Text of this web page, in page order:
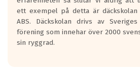
ett exempel på detta är däckskolan
ABS. Däckskolan drivs av
förening som innehar över 2000
sin ryggrad.